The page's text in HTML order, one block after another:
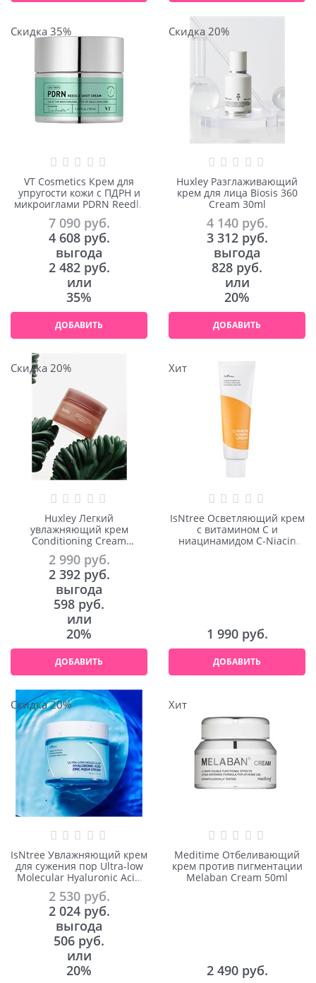
Скидка 35%
VT Cosmetics Крем для
упругости кожи с ПДРН и
микроиглами PDRN Reedle
Shot Cream 50ml
7 090 руб.
4 608 руб.
выгода
2 482 руб.
или
35%
ДОБАВИТЬ
Скидка 20%
Huxley Разглаживающий
крем для лица Biosis 360
Cream 30ml
4 140 руб.
3 312 руб.
выгода
828 руб.
или
20%
ДОБАВИТЬ
Скидка 20%
Huxley Легкий
увлажняющий крем
Conditioning Cream
Freeshape 50ml
2 990 руб.
2 392 руб.
выгода
598 руб.
или
20%
ДОБАВИТЬ
Хит
IsNtree Осветляющий крем
с витамином С и
ниацинамидом C-Niacin
1 990 руб.
ДОБАВИТЬ
Скидка 20%
IsNtree Увлажняющий крем
для сужения пор Ultra-low
Molecular Hyaluronic Acid
Zinc Aqua Cream 80ml
2 530 руб.
2 024 руб.
выгода
506 руб.
или
20%
Хит
Meditime Отбеливающий
крем против пигментации
Melaban Cream 50ml
2 490 руб.